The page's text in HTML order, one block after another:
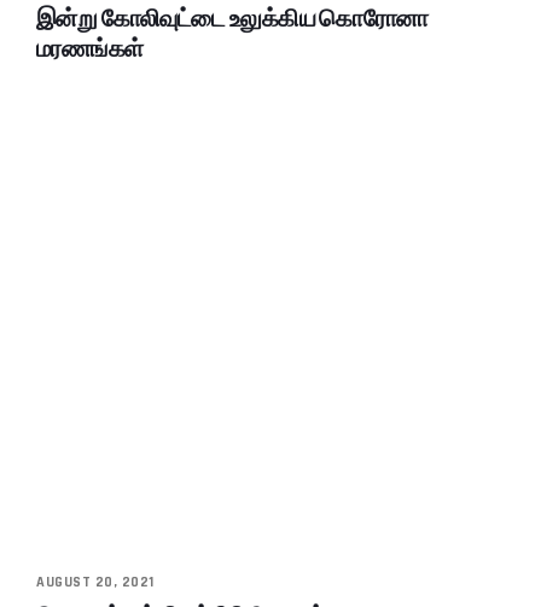
இன்று கோலிவுட்டை உலுக்கிய கொரோனா
மரணங்கள்
AUGUST 20, 2021